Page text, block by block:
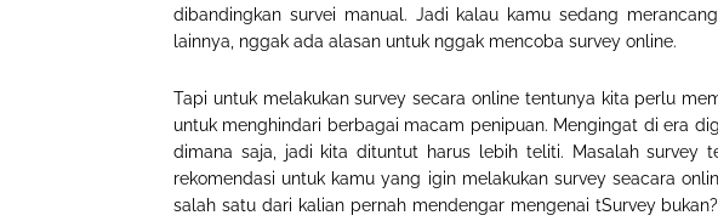
dibandingkan survei manual. Jadi kalau kamu sedang
lainnya, nggak ada alasan untuk nggak mencoba survey online.
Tapi untuk melakukan survey secara online tentunya kita perlu
untuk menghindari berbagai macam penipuan. Mengingat di era
dimana saja, jadi kita dituntut harus lebih teliti. Masalah survey
rekomendasi untuk kamu yang igin melakukan survey seacara
salah satu dari kalian pernah mendengar mengenai tSurvey